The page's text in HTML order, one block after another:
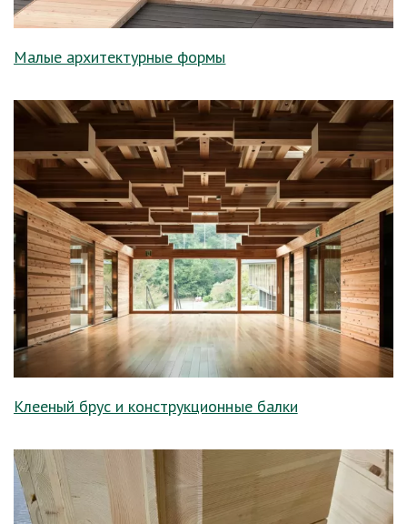
Малые архитектурные формы
Клееный брус и конструкционные балки